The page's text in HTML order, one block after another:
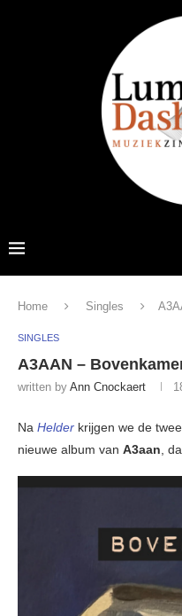
Home Singles
SINGLES
A3AAN –
written by Ann Cnockaert
Na Helder krijgen we de
nieuwe album van A3aan,